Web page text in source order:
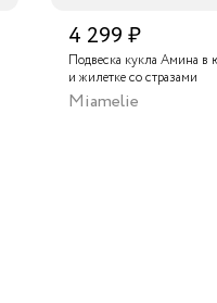
4 299 ₽
Подвеска кукла Амина в
и жилетке со стразами
Miamelie